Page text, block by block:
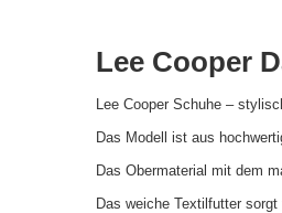
Lee Cooper
Lee Cooper Schuhe –
Das Modell ist aus
Das Obermaterial mit dem
Das weiche Textilfutter